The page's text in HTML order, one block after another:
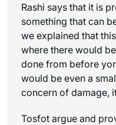
Rashi says that it is
something that can
we explained that
where there would
done from before
would be even a
concern of damage,
Tosfot argue and